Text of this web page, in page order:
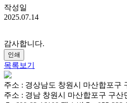
작성일
2025.07.14
감사합니다.
인쇄
목록보기
주소 : 경상남도 창원시 마산합포구
주소 : 경남 창원시 마산합포구 구산